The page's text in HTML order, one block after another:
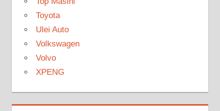
Toyota
Ulei Auto
Volkswagen
Volvo
XPENG